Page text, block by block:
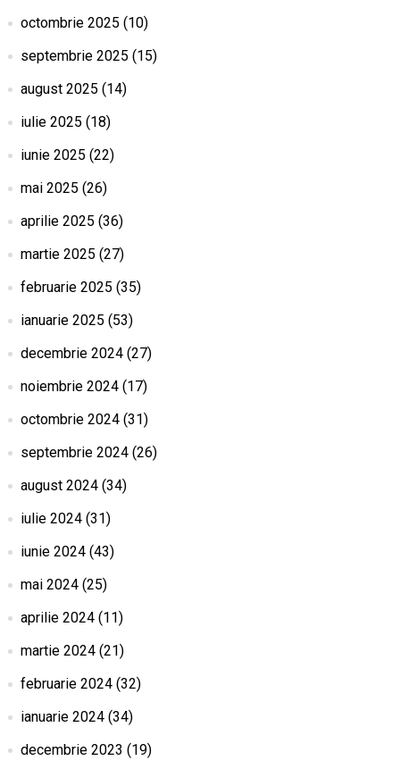
octombrie 2025 (10)
septembrie 2025 (15)
august 2025 (14)
iulie 2025 (18)
iunie 2025 (22)
mai 2025 (26)
aprilie 2025 (36)
martie 2025 (27)
februarie 2025 (35)
ianuarie 2025 (53)
decembrie 2024(27)
noiembrie 2024(17)
octombrie 2024(31)
septembrie 2024(26)
august 2024(34)
iulie 2024(31)
iunie 2024(43)
mai 2024(25)
aprilie 2024(11)
martie 2024(21)
februarie 2024(32)
ianuarie 2024(34)
decembrie 2023 (19)